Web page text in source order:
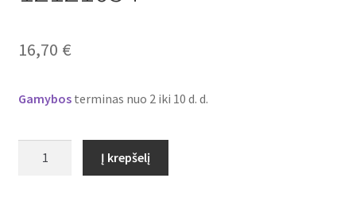
Plastiko rūšys
16,70 €
Gamybosterminas nuo 2 iki 10 d. d.
Į krepšelį